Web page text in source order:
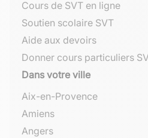
Cours de SVT en ligne
Soutien scolaire SVT
Aide aux devoirs
Donner cours particuliers
Dans votre ville
Aix-en-Provence
Amiens
Angers